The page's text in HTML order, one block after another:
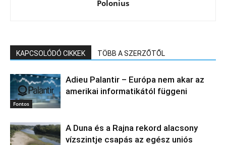
Polonius
KAPCSOLÓDÓ CIKKEK TÖBB A SZERZŐTŐL
Fontos
Adieu Palantir – Európa nem akar az
amerikai informatikától függeni
A Duna és a Rajna rekord alacsony
vízszintje csapás az egész uniós